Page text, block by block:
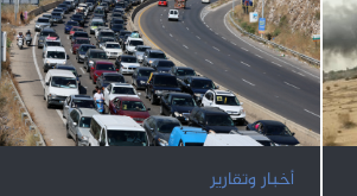
أخبار وتقارير